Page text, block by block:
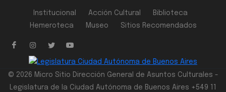
Institucional Acción Cultural
Biblioteca
Hemeroteca
Museo Sitios Recomendados
© 2026 Micro Sitio Dirección General de Asuntos Culturales -
Legislatura de la Ciudad Autónoma de Buenos Aires +549 11